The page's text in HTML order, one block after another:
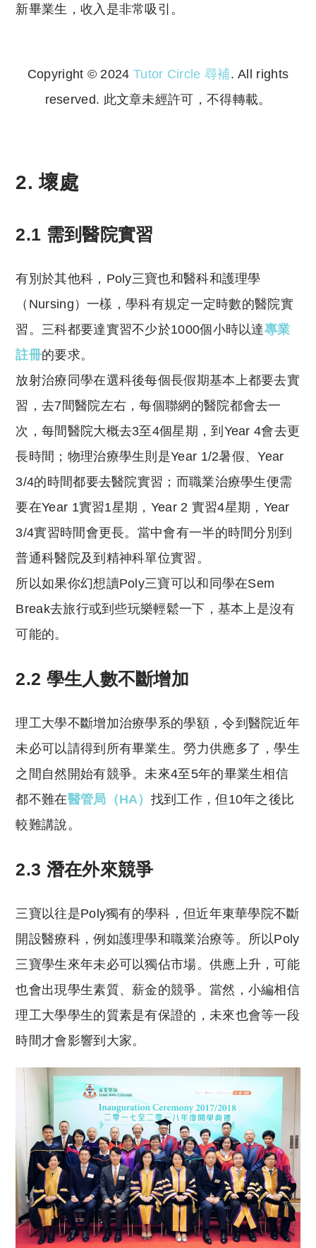
新畢業生，收入是非常吸引。
Copyright © 2024 Tutor Circle 尋補. All rights
reserved. 此文章未經許可，不得轉載。
2. 壞處
2.1 需到醫院實習
有別於其他科，Poly三寶也和醫科和護理學
（Nursing）一樣，學科有規定一定時數的醫院實
習。三科都要達實習不少於1000個小時以達專業
註冊的要求。
放射治療同學在選科後每個長假期基本上都要去實
習，去7間醫院左右，每個聯網的醫院都會去一
次，每間醫院大概去3至4個星期，到Year 4會去更
長時間；物理治療學生則是Year 1/2暑假、Year
3/4的時間都要去醫院實習；而職業治療學生便需
要在Year 1實習1星期，Year 2 實習4星期，Year
3/4實習時間會更長。當中會有一半的時間分別到
普通科醫院及到精神科單位實習。
所以如果你幻想讀Poly三寶可以和同學在Sem
Break去旅行或到些玩樂輕鬆一下，基本上是沒有
可能的。
2.2 學生人數不斷增加
理工大學不斷增加治療學系的學額，令到醫院近年
未必可以請得到所有畢業生。勞力供應多了，學生
之間自然開始有競爭。未來4至5年的畢業生相信
都不難在醫管局（HA） 找到工作，但10年之後比
較難講說。
2.3 潛在外來競爭
三寶以往是Poly獨有的學科，但近年東華學院不斷
開設醫療科，例如護理學和職業治療等。所以Poly
三寶學生來年未必可以獨佔市場。供應上升，可能
也會出現學生素質、薪金的競爭。當然，小編相信
理工大學學生的質素是有保證的，未來也會等一段
時間才會影響到大家。